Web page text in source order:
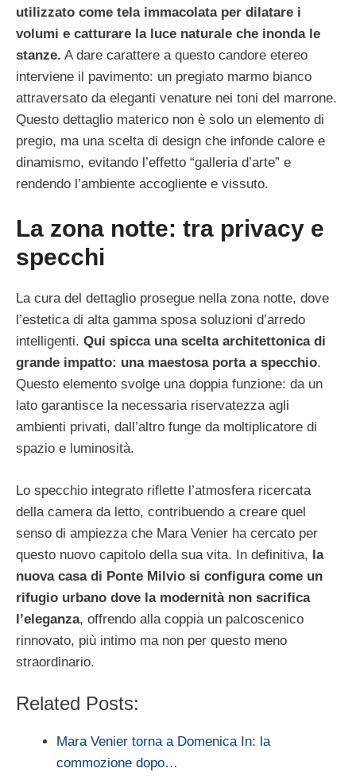
utilizzato come tela immacolata per dilatare i
volumi e catturare la luce naturale che inonda le
stanze. A dare carattere a questo candore etereo
interviene il pavimento: un pregiato marmo bianco
attraversato da eleganti venature nei toni del marrone.
Questo dettaglio materico non è solo un elemento di
pregio, ma una scelta di design che infonde calore e
dinamismo, evitando l’effetto “galleria d’arte” e
rendendo l’ambiente accogliente e vissuto.
La zona notte: tra privacy e
specchi
La cura del dettaglio prosegue nella zona notte, dove
l’estetica di alta gamma sposa soluzioni d’arredo
intelligenti. Qui spicca una scelta architettonica di
grande impatto: una maestosa porta a specchio.
Questo elemento svolge una doppia funzione: da un
lato garantisce la necessaria riservatezza agli
ambienti privati, dall’altro funge da moltiplicatore di
spazio e luminosità.
Lo specchio integrato riflette l’atmosfera ricercata
della camera da letto, contribuendo a creare quel
senso di ampiezza che Mara Venier ha cercato per
questo nuovo capitolo della sua vita. In definitiva, la
nuova casa di Ponte Milvio si configura come un
rifugio urbano dove la modernità non sacrifica
l’eleganza, offrendo alla coppia un palcoscenico
rinnovato, più intimo ma non per questo meno
straordinario.
Related Posts:
Mara Venier torna a Domenica In: la
commozione dopo…